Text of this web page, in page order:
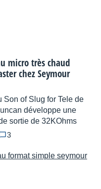
micro très chaud
chez Seymour
Son of Slug for Tele de
développe une
sortie de 32KOhms
3
format simple seymour